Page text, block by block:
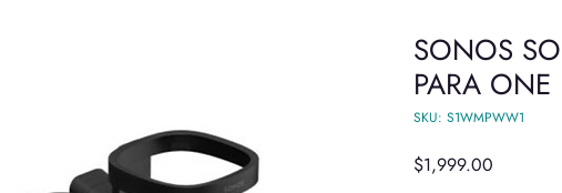
SONOS
PARA ONE
SKU: S1WMPWW1
$1,999.00